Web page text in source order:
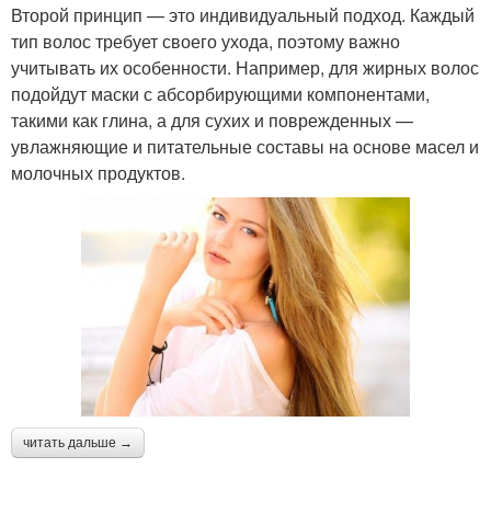
Второй принцип — это индивидуальный подход. Каждый
тип волос требует своего ухода, поэтому важно
учитывать их особенности. Например, для жирных волос
подойдут маски с абсорбирующими компонентами,
такими как глина, а для сухих и поврежденных —
увлажняющие и питательные составы на основе масел и
молочных продуктов.
читать дальше →